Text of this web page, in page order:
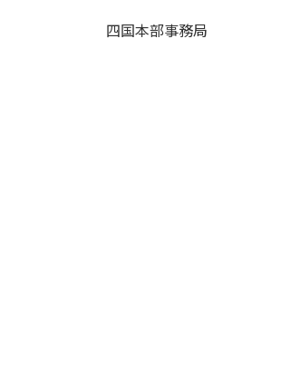
四国本部事務局